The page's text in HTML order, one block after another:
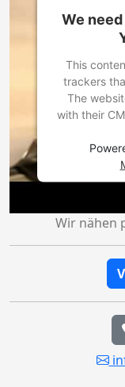
We
This
trackers
The
with their
Wir nähen